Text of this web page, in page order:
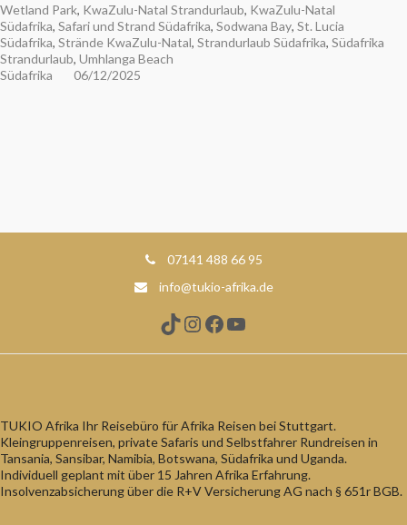
Wetland Park, KwaZulu-Natal Strandurlaub, KwaZulu-Natal
Südafrika, Safari und Strand Südafrika, Sodwana Bay, St. Lucia
Südafrika, Strände KwaZulu-Natal, Strandurlaub Südafrika, Südafrika
Strandurlaub, Umhlanga Beach
Südafrika
06/12/2025
07141 488 66 95
info@tukio-afrika.de
TikTok
Instagram
Facebook
YouTube
TUKIO Afrika Ihr Reisebüro für Afrika Reisen bei Stuttgart.
Kleingruppenreisen, private Safaris und Selbstfahrer Rundreisen in
Tansania, Sansibar, Namibia, Botswana, Südafrika und Uganda.
Individuell geplant mit über 15 Jahren Afrika Erfahrung.
Insolvenzabsicherung über die R+V Versicherung AG nach § 651r BGB.